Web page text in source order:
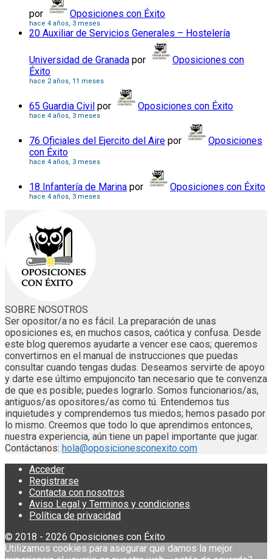
por Oposiciones con Éxito
hace 4 años, 3 meses
20 Auxiliar de Servicios Generales – Hostelería
Universidad de Granada por
Oposiciones con
Éxito
hace 2 años, 11 meses
65 Guardia Civil por Oposiciones con Éxito
hace 4 años, 3 meses
76 Oficiales del Ejercito del Aire por
Oposiciones
con Éxito
hace 4 años, 3 meses
18 Infantería de Marina por Oposiciones con Éxito
hace 4 años, 3 meses
SOBRE NOSOTROS
Ser opositor/a no es fácil. La preparación de unas
oposiciones es, en muchos casos, caótica y confusa. Desde
este blog queremos ayudarte a vencer ese caos; queremos
convertirnos en el manual de instrucciones que puedas
consultar cuando tengas dudas. Deseamos servirte de apoyo
y darte ese último empujoncito tan necesario que te convenza
de que es posible; puedes lograrlo. Somos funcionarios/as,
antiguos/as opositores/as como tú. Entendemos tus
inquietudes y comprendemos tus miedos; hemos pasado por
lo mismo. Creemos que todo lo que aprendimos entonces,
nuestra experiencia, aún tiene un papel importante que jugar.
Contáctanos: hola@oposicionesconexito.com
Acceder
Registrarse
Contacta con nosotros
Aviso Legal y Terminos y condiciones
Política de privacidad
© 2018 - 2026 Oposiciones con Éxito
Utilizamos cookies para asegurar que damos la mejor